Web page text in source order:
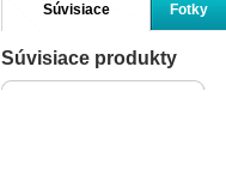
Súvisiace
produkty
Fotky
Súvisiace produkty